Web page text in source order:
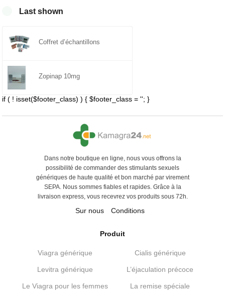
Last shown
Coffret d’échantillons
Zopinap 10mg
if ( ! isset($footer_class) ) { $footer_class = ''; }
Dans notre boutique en ligne, nous vous offrons la
possibilité de commander des stimulants sexuels
génériques de haute qualité et bon marché par virement
SEPA. Nous sommes fiables et rapides. Grâce à la
livraison express, vous recevrez vos produits sous 72h.
Sur nous Conditions
Produit
Viagra générique Cialis générique
Levitra générique L’éjaculation précoce
Le Viagra pour les femmes La remise spéciale